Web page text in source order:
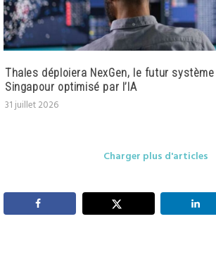
Thales déploiera NexGen, le futur système
Singapour optimisé par l’IA
31 juillet 2026
Charger plus d'articles